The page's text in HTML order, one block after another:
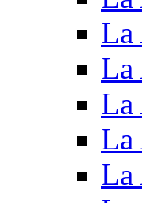
La
La
La
La
La